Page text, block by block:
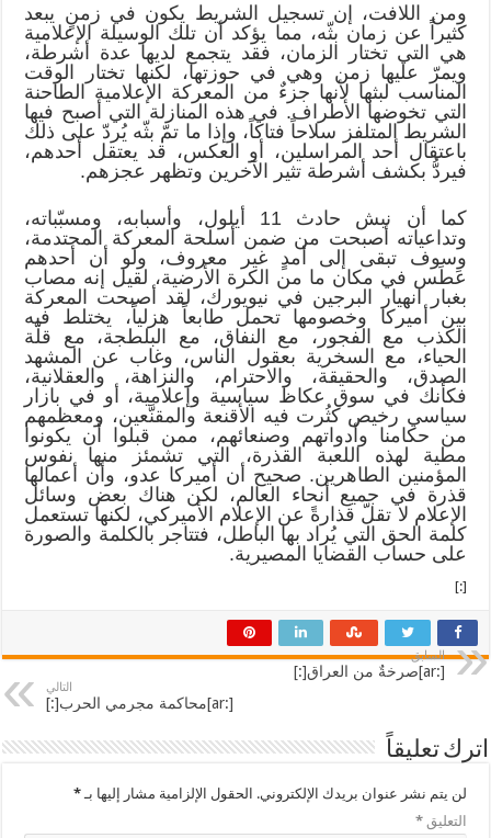
ومن اللافت، إن تسجيل الشريط يكون في زمنٍ يبعد
كثيراً عن زمان بثّه، مما يؤكد أن تلك الوسيلة الإعلامية
هي التي تختار الزمان، فقد يتجمع لديها عدة أشرطة،
ويمرّ عليها زمن وهي في حوزتها، لكنها تختار الوقت
المناسب لبثها لأنها جزءٌ من المعركة الإعلامية الطاحنة
التي تخوضها الأطراف. في هذه المنازلة التي أصبح فيها
الشريط المتلفز سلاحاً فتاكاً، وإذا ما تمّ بثّه يُردّ على ذلك
باعتقال أحد المراسلين، أو العكس، قد يعتقل أحدهم،
فيردُّ بكشف أشرطة تثير الآخرين وتظهر عجزهم.
كما أن نبش حادث 11 أيلول، وأسبابه، ومسبّباته،
وتداعياته أصبحت من ضمن أسلحة المعركة المحتدمة،
وسوف تبقى إلى أمدٍ غير معروف، ولو أن أحدهم
عَطَس في مكان ما من الكرة الأرضية، لقيل إنه مصاب
بغبار انهيار البرجين في نيويورك، لقد أصبحت المعركة
بين أميركا وخصومها تحمل طابعاً هزلياً، يختلط فيه
الكذب مع الفجور، مع النفاق، مع البلطجة، مع قلّة
الحياء، مع السخرية بعقول الناس، وغاب عن المشهد
الصدق، والحقيقة، والاحترام، والنزاهة، والعقلانية،
فكأنك في سوق عكاظ سياسية وإعلامية، أو في بازار
سياسي رخيص كثُرت فيه الأقنعة والمقنَّعين، ومعظمهم
من حكامنا وأدواتهم وصنعائهم، ممن قبلوا أن يكونوا
مطية لهذه اللعبة القذرة، التي تشمئز منها نفوس
المؤمنين الطاهرين. صحيح أن أميركا عدو، وأن أعمالها
قذرة في جميع أنحاء العالم، لكن هناك بعض وسائل
الإعلام لا تقلّ قذارةً عن الإعلام الأميركي، لكنها تستعمل
كلمة الحق التي يُراد بها الباطل، فتتاجر بالكلمة والصورة
على حساب القضايا المصيرية.
[:]
السابق
[:ar]صرخةٌ من العراق[:]
التالي
[:ar]محاكمة مجرمي الحرب[:]
اترك تعليقاً
لن يتم نشر عنوان بريدك الإلكتروني. الحقول الإلزامية مشار إليها بـ*
التعليق*